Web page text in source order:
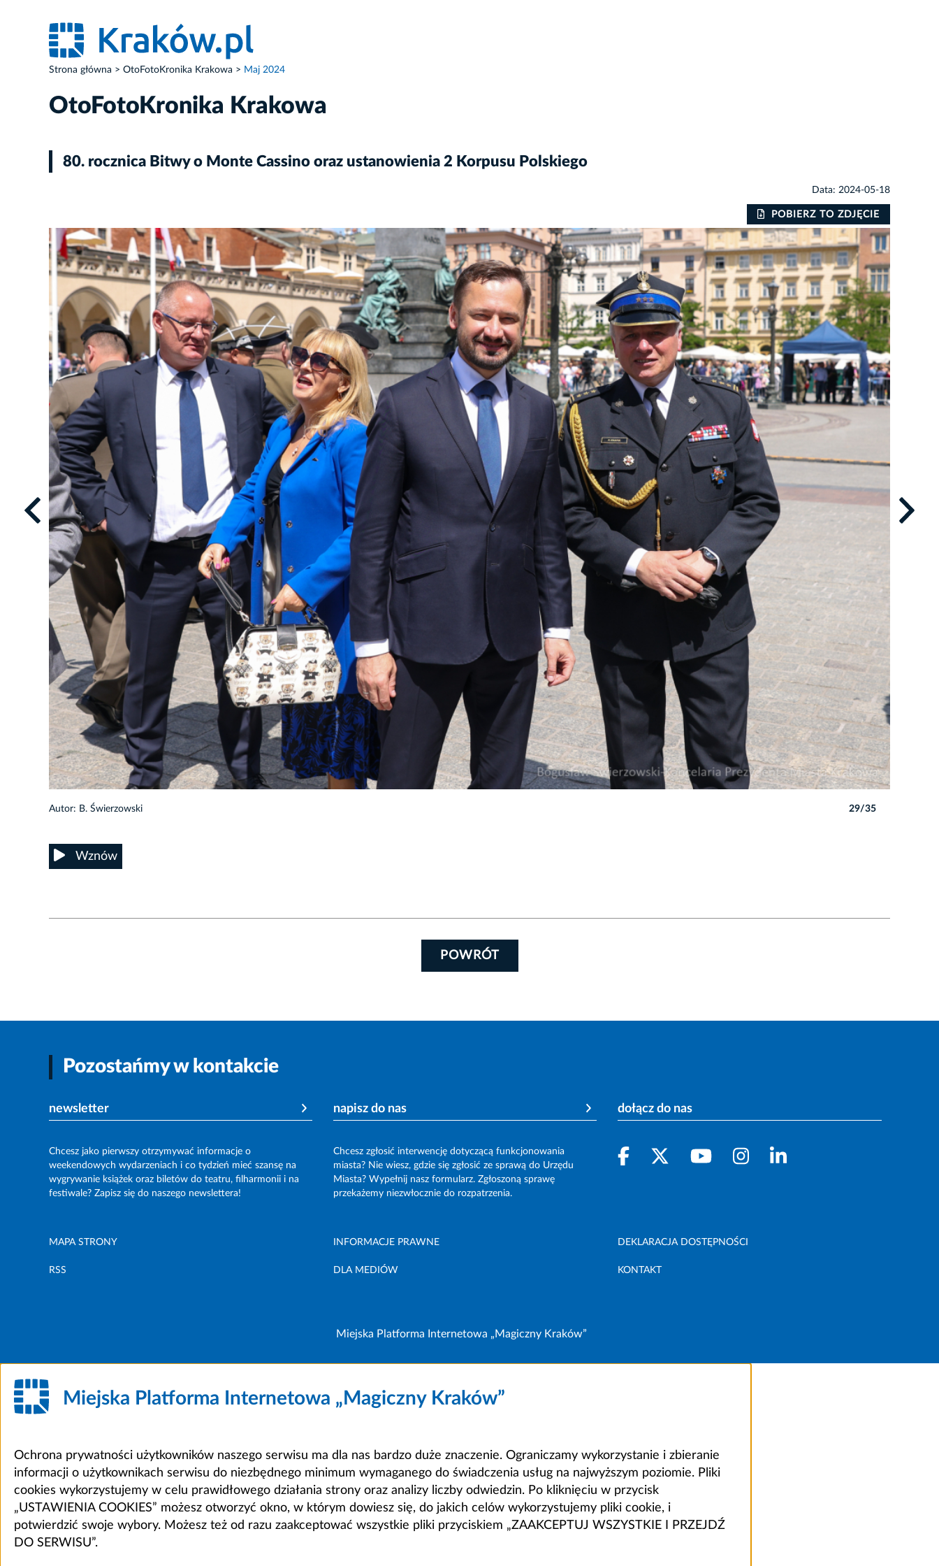
Strona główna OtoFotoKronika Krakowa Maj 2024
OtoFotoKronika Krakowa
80. rocznica Bitwy o Monte Cassino oraz ustanowienia 2 Korpusu Polskiego
Data: 2024-05-18
POBIERZ TO ZDJĘCIE
Autor: B. Świerzowski 29/35
Wznów
POWRÓT
Pozostańmy w kontakcie
newsletter
Chcesz jako pierwszy otrzymywać informacje o
weekendowych wydarzeniach i co tydzień mieć szansę na
wygrywanie książek oraz biletów do teatru, filharmonii i na
festiwale? Zapisz się do naszego newslettera!
napisz do nas
Chcesz zgłosić interwencję dotyczącą funkcjonowania
miasta? Nie wiesz, gdzie się zgłosić ze sprawą do Urzędu
Miasta? Wypełnij nasz formularz. Zgłoszoną sprawę
przekażemy niezwłocznie do rozpatrzenia.
dołącz do nas
MAPA STRONY INFORMACJE PRAWNE DEKLARACJA DOSTĘPNOŚCI
RSS DLA MEDIÓW KONTAKT
Miejska Platforma Internetowa „Magiczny Kraków”
Miejska Platforma Internetowa „Magiczny Kraków”
Ochrona prywatności użytkowników naszego serwisu ma dla nas bardzo duże znaczenie. Ograniczamy wykorzystanie i zbieranie
informacji o użytkownikach serwisu do niezbędnego minimum wymaganego do świadczenia usług na najwyższym poziomie. Pliki
cookies wykorzystujemy w celu prawidłowego działania strony oraz analizy liczby odwiedzin. Po kliknięciu w przycisk
„USTAWIENIA COOKIES” możesz otworzyć okno, w którym dowiesz się, do jakich celów wykorzystujemy pliki cookie, i
potwierdzić swoje wybory. Możesz też od razu zaakceptować wszystkie pliki przyciskiem „ZAAKCEPTUJ WSZYSTKIE I PRZEJDŹ
DO SERWISU”.